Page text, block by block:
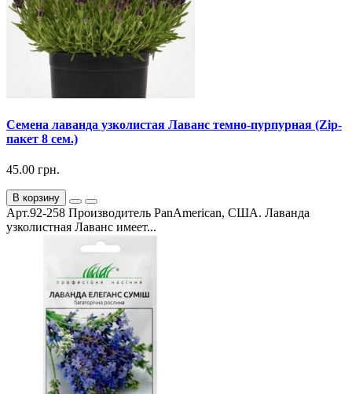
Семена лаванда узколистая Лаванс темно-пурпурная (Zip-
пакет 8 сем.)
45.00 грн.
В корзину
Арт.92-258 Производитель PanAmerican, США. Лаванда
узколистная Лаванс имеет...